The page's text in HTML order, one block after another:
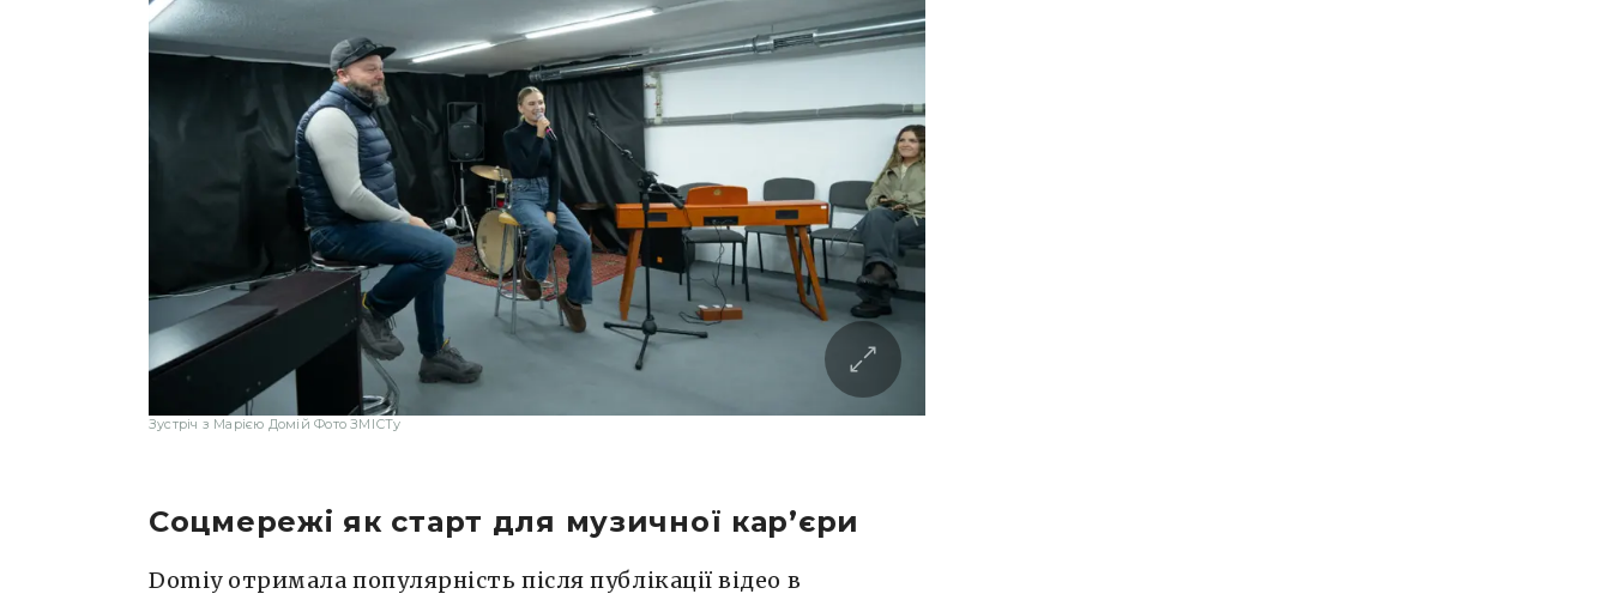
Зустріч з Марією Домій Фото ЗМІСТу
Соцмережі як старт для музичної кар’єри
Domiy отримала популярність після публікації відео в